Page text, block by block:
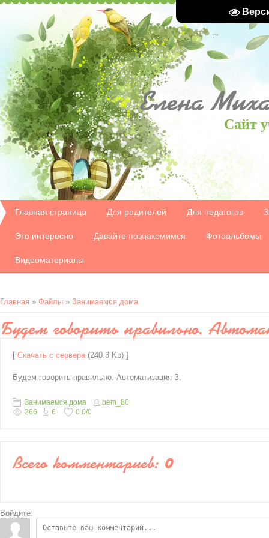
Елена
Сайт
Главная страница Для родителей Для педагогов
Это интересно Давайте познакомимся Фотоальбомы
Видеоматериалы
Главная » Файлы » Занимаемся дома
Будем говорить правильно.
[ Скачать с сервера(240.3 Kb) ]
Будем говорить правильно. Автоматизация З.
Занимаемся дома
bem_80
266
6 0.0/0
Всего комментариев: 0
Войдите: